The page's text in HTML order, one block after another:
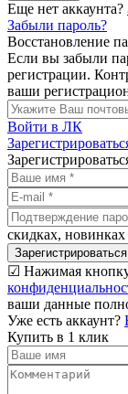
Еще нет аккаунта?
Забыли пароль?
Восстановление
Если вы забыли
регистрации.
ваши
Войти в ЛК
скидках,
Зарегистрироваться
☑ Нажимая
ваши данные
Уже есть аккаунт?
Купить в 1 клик